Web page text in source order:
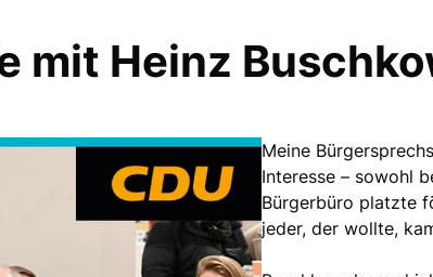
mit Heinz
Meine
Interesse – sowohl
Bürgerbüro platzte
jeder, der wollte,